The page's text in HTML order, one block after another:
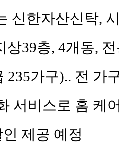
신한자산신탁,
상39층, 4개동,
235가구).. 전 가
서비스로 홈
제공 예정